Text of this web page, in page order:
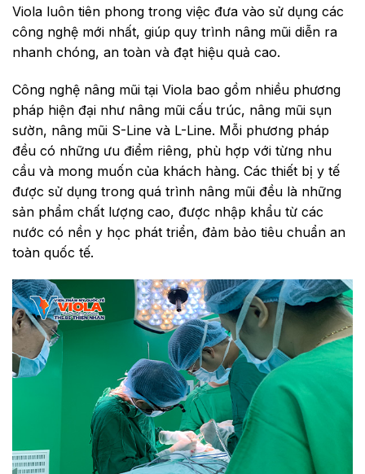
Viola luôn tiên phong trong việc đưa vào sử dụng các
công nghệ mới nhất, giúp quy trình nâng mũi diễn ra
nhanh chóng, an toàn và đạt hiệu quả cao.
Công nghệ nâng mũi tại Viola bao gồm nhiều phương
pháp hiện đại như nâng mũi cấu trúc, nâng mũi sụn
sườn, nâng mũi S-Line và L-Line. Mỗi phương pháp
đều có những ưu điểm riêng, phù hợp với từng nhu
cầu và mong muốn của khách hàng. Các thiết bị y tế
được sử dụng trong quá trình nâng mũi đều là những
sản phẩm chất lượng cao, được nhập khẩu từ các
nước có nền y học phát triển, đảm bảo tiêu chuẩn an
toàn quốc tế.